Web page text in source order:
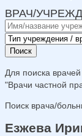
ВРАЧ/
Поиск
Для поиска
"Врачи частной
Поиск врача/
Езжева